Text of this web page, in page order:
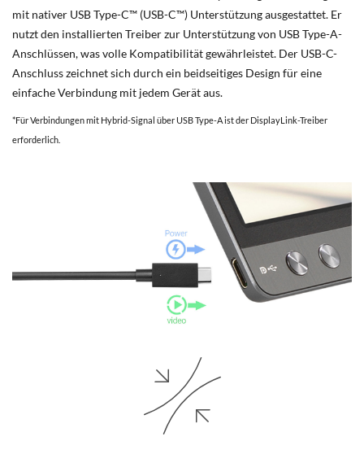
mit nativer USB Type-C™ (USB-C™) Unterstützung ausgestattet. Er
nutzt den installierten Treiber zur Unterstützung von USB Type-A-
Anschlüssen, was volle Kompatibilität gewährleistet. Der USB-C-
Anschluss zeichnet sich durch ein beidseitiges Design für eine
einfache Verbindung mit jedem Gerät aus.
*Für Verbindungen mit Hybrid-Signal über USB Type-A ist der DisplayLink-Treiber
erforderlich.